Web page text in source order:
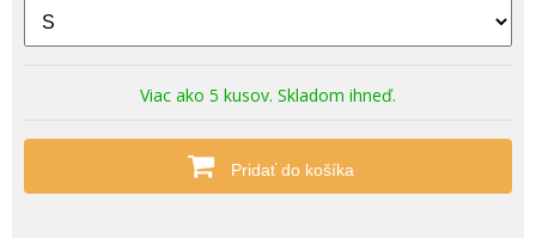
Viac ako 5 kusov. Skladom ihneď.
Pridať do košíka